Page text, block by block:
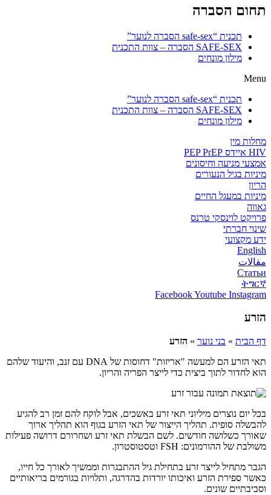
תחום הסברה
תכנית “safe-sex הסברה לנוער”
SAFE-SEX הסברה – צוות התכנית
מילון מונחים
Menu
תכנית “safe-sex הסברה לנוער”
SAFE-SEX הסברה – צוות התכנית
מילון מונחים
מחלות מין
HIV איידס PEP PrEP
אמצעי מניעה וחיסונים
מיניות בגיל הנעורים
הריון
מיניות במעגל החיים
גאווה
פרויקט לוינסקי טרנס
שינוי חברתי
ידע מקצועי
English
مقالات
Статьи
ትግርኛ
FacebookYoutube Instagram
הזרע
דף הבית » בני נוער » הזרע
תאי הזרע הם למעשה "אריזות" דחוסות של DNA עם זנב, והיעוד שלהם
הוא לחדור לתוך ביצית כדי לייצר הפריה והריון.
בכל יום נוצרים מיליוני תאי זרע באשכים, אבל לוקח להם זמן רב להגיע
להבשלה סופית. תהליך הייצור של תאי הזרע בגוף הוא תהליך ארוך
שאורך כשלושה חודשים. לשם הבשלת תאי זרע ושחרורם דרושה פעילות
משולבת של ההורמונים: FSH וטסטוסטרון.
הגבר מתחיל לייצר זרע בתחילת גיל ההתבגרות וממשיך לאורך כל חייו,
כאשר ספירת הזרע ואיכותו יורדות בהדרגה, ותלויות בגורמים בריאותיים
וסביבתיים שונים.